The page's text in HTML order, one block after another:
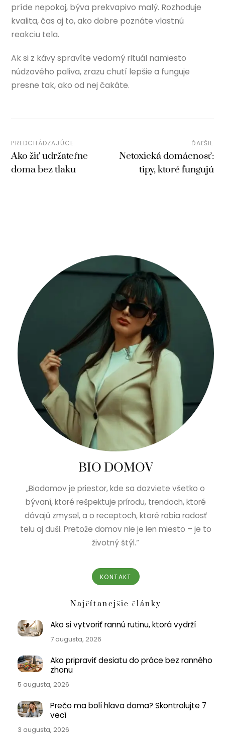
príde nepokoj, býva prekvapivo malý. Rozhoduje
kvalita, čas aj to, ako dobre poznáte vlastnú
reakciu tela.
Ak si z kávy spravíte vedomý rituál namiesto
núdzového paliva, zrazu chutí lepšie a funguje
presne tak, ako od nej čakáte.
PREDCHÁDZAJÚCE
Ako žiť udržateľne
doma bez tlaku
ĎAĽŠIE
Netoxická domácnosť:
tipy, ktoré fungujú
BIO DOMOV
„Biodomov je priestor, kde sa dozviete všetko o
bývaní, ktoré rešpektuje prírodu, trendoch, ktoré
dávajú zmysel, a o receptoch, ktoré robia radosť
telu aj duši. Pretože domov nie je len miesto – je to
životný štýl.“
KONTAKT
Najčítanejšie články
Ako si vytvoriť rannú rutinu, ktorá vydrží
7 augusta, 2026
Ako pripraviť desiatu do práce bez ranného
zhonu
5 augusta, 2026
Prečo ma bolí hlava doma? Skontrolujte 7
vecí
3 augusta, 2026